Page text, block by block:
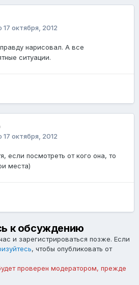
17 октября, 2012
нарисовал. А все
ситуации.
17 октября, 2012
если посмотреть от кого она, то
места)
к обсуждению
и зарегистрироваться позже. Если
, чтобы опубликовать от
проверен модератором, прежде